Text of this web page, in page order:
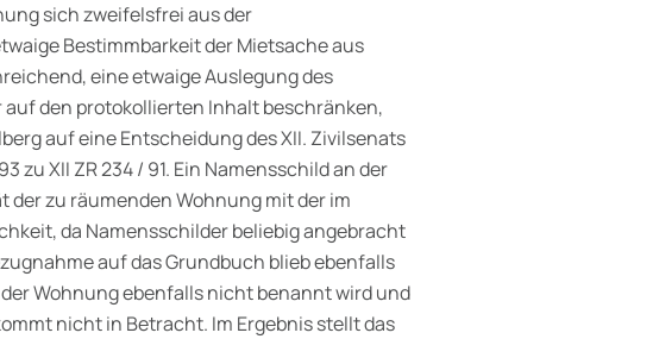
sich zweifelsfrei aus der
Bestimmbar­keit der Mietsache aus
eine etwaige Aus­legung des
den protokollierten Inhalt beschränken,
auf eine Entscheidung des XII. Zivilsenats
zu XII ZR 234 / 91. Ein Namensschild an der
der zu räumenden Wohnung mit der im
da Namensschilder beliebig angebracht
auf das Grundbuch blieb ebenfalls
Wohnung ebenfalls nicht benannt wird und
nicht in Betracht. Im Ergebnis stellt das